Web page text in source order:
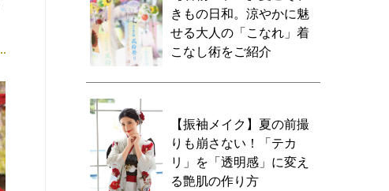
きもの日和。涼やかに魅
せる大人の「こなれ」着
こなし術をご紹介
【振袖メイク】夏の前撮
りも崩さない！「テカ
リ」を「透明感」に変え
る艶肌の作り方